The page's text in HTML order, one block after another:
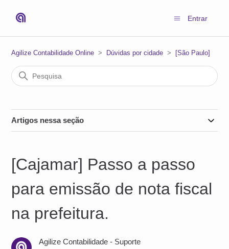
Entrar
Agilize Contabilidade Online Dúvidas por cidade [São Paulo]
Artigos nessa seção
[Cajamar] Passo a passo
para emissão de nota fiscal
na prefeitura.
Agilize Contabilidade - Suporte